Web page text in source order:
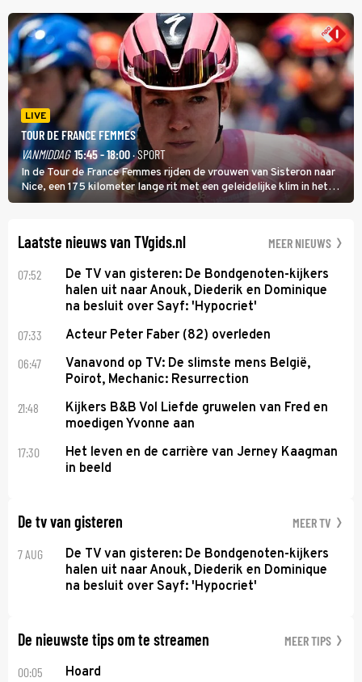
LIVE
TOUR DE FRANCE FEMMES
VANMIDDAG 15:45 - 18:00· SPORT
In de Tour de France Femmes rijden de vrouwen van Sisteron naar
Nice, een 175 kilometer lange rit met een geleidelijke klim in het
midden. Dat is mogelijk niet de zwaarste hindernis, dat is de
Laatste nieuws van TVgids.nl MEER NIEUWS
07:52
De TV van gisteren: De Bondgenoten-kijkers
halen uit naar Anouk, Diederik en Dominique
na besluit over Sayf: 'Hypocriet'
07:33 Acteur Peter Faber (82) overleden
06:47
Vanavond op TV: De slimste mens België,
Poirot, Mechanic: Resurrection
21:48
Kijkers B&B Vol Liefde gruwelen van Fred en
moedigen Yvonne aan
17:30
Het leven en de carrière van Jerney Kaagman
in beeld
De tv van gisteren MEER TV
7 AUG
De TV van gisteren: De Bondgenoten-kijkers
halen uit naar Anouk, Diederik en Dominique
na besluit over Sayf: 'Hypocriet'
De nieuwste tips om te streamen MEER TIPS
00:05 Hoard